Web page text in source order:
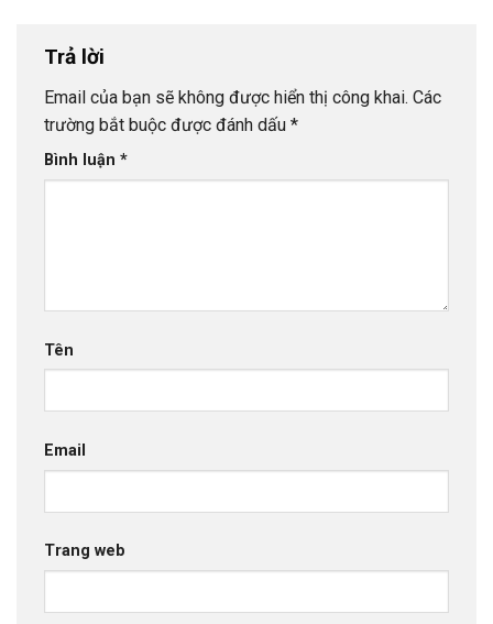
Trả lời
Email của bạn sẽ không được hiển thị công khai. Các
trường bắt buộc được đánh dấu *
Bình luận *
Tên
Email
Trang web